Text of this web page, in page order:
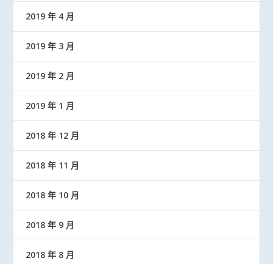
2019 年 4 月
2019 年 3 月
2019 年 2 月
2019 年 1 月
2018 年 12 月
2018 年 11 月
2018 年 10 月
2018 年 9 月
2018 年 8 月